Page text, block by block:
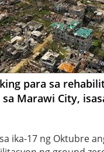
para sa
Marawi City,
ika-17 ng Oktubre